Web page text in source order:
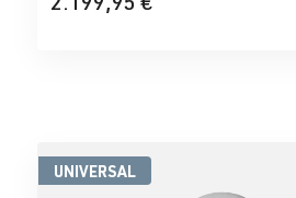
UNIVERSAL